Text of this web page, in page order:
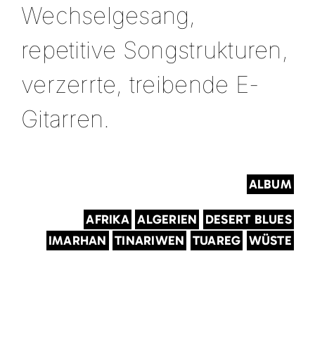
Wechselgesang,
repetitive Songstrukturen,
verzerrte, treibende E-
Gitarren.
ALBUM
AFRIKA ALGERIEN
DESERT BLUES
IMARHAN TINARIWEN TUAREG WÜSTE